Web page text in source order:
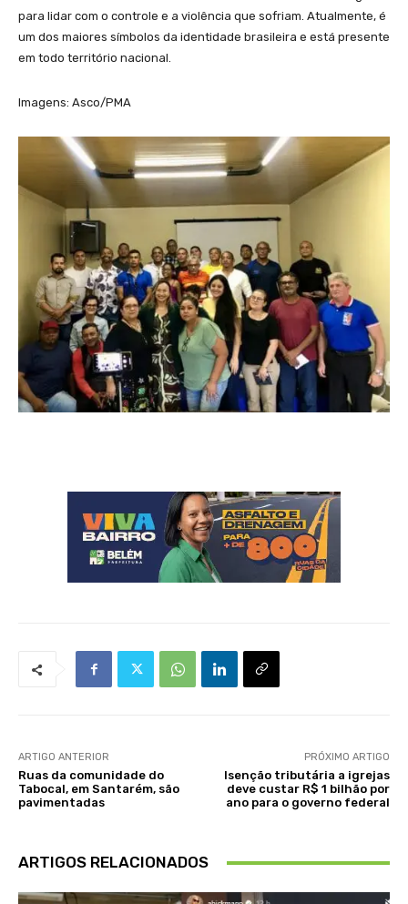
para lidar com o controle e a violência que sofriam. Atualmente, é
um dos maiores símbolos da identidade brasileira e está presente
em todo território nacional.
Imagens: Asco/PMA
ARTIGO ANTERIOR
Ruas da comunidade do
Tabocal, em Santarém, são
pavimentadas
PRÓXIMO ARTIGO
Isenção tributária a igrejas
deve custar R$ 1 bilhão por
ano para o governo federal
ARTIGOS RELACIONADOS